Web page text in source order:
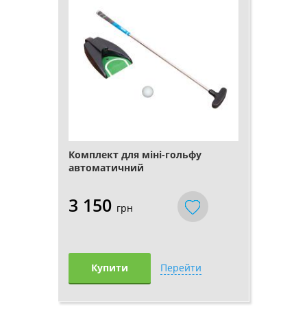
Комплект для міні-гольфу
автоматичний
3 150 грн
Купити Перейти